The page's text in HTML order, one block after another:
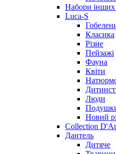
Набори інших
Luca-S
Класика
Різне
Пейзажі
Фауна
Квіти
Люди
Новий
Collection
Дантель
Дитяче